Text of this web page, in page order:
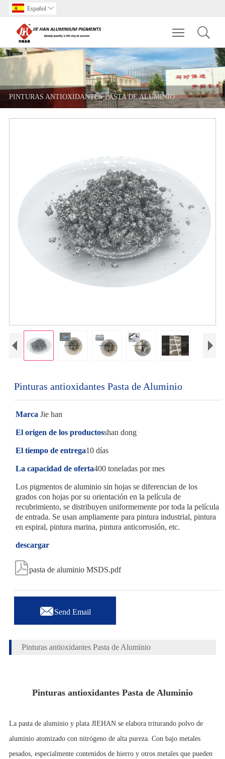
Español 
Toggle
PINTURAS ANTIOXIDANTES PASTA DE ALUMINIO
Pinturas antioxidantes Pasta de Aluminio
Marca Jie han
El origen de los productosshan dong
El tiempo de entrega10 días
La capacidad de oferta400 toneladas por mes
Los pigmentos de aluminio sin hojas se diferencian de los
grados con hojas por su orientación en la película de
recubrimiento, se distribuyen uniformemente por toda la película
de entrada. Se usan ampliamente para pintura industrial, pintura
en espiral, pintura marina, pintura anticorrosión, etc.
descargar
pasta de aluminio MSDS.pdf
Send Email
Pinturas antioxidantes Pasta de Aluminio
Pinturas antioxidantes Pasta de Aluminio
La pasta de aluminio y plata JIEHAN se elabora triturando polvo de
aluminio atomizado con nitrógeno de alta pureza. Con bajo metales
pesados, especialmente contenidos de hierro y otros metales que pueden